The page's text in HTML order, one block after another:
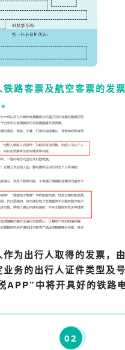
路客票及航空客票的发
作为出行人取得的发票，
务的出行人证件类型及
APP”中将开具好的铁路
02